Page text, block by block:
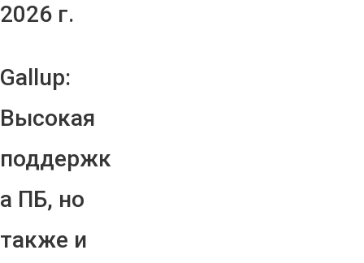
2026 г.
Gallup:
Высокая
поддержк
а ПБ, но
также и